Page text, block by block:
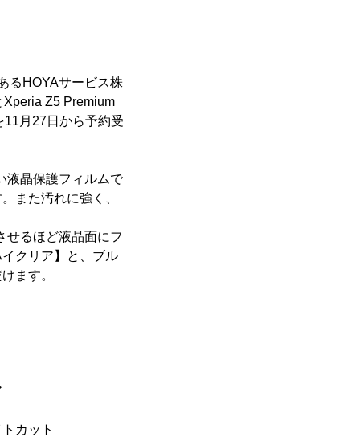
るHOYAサービス株
Z5 Premium
11月27日から予約受
液晶保護フィルムで
また汚れに強く、
せるほど液晶面にフ
クリア】と、ブル
ます。
カット